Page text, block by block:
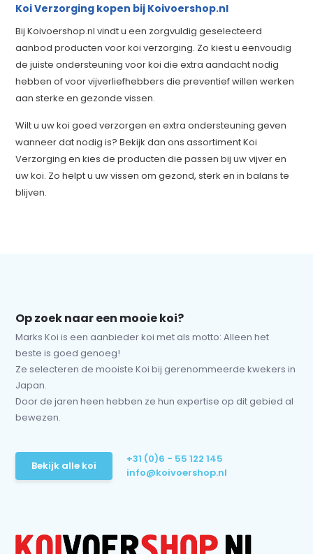
Koi Verzorging kopen bij Koivoershop.nl
Bij Koivoershop.nl vindt u een zorgvuldig geselecteerd
aanbod producten voor koi verzorging. Zo kiest u eenvoudig
de juiste ondersteuning voor koi die extra aandacht nodig
hebben of voor vijverliefhebbers die preventief willen werken
aan sterke en gezonde vissen.
Wilt u uw koi goed verzorgen en extra ondersteuning geven
wanneer dat nodig is? Bekijk dan ons assortiment Koi
Verzorging en kies de producten die passen bij uw vijver en
uw koi. Zo helpt u uw vissen om gezond, sterk en in balans te
blijven.
Op zoek naar een mooie koi?
Marks Koi is een aanbieder koi met als motto: Alleen het
beste is goed genoeg!
Ze selecteren de mooiste Koi bij gerenommeerde kwekers in
Japan.
Door de jaren heen hebben ze hun expertise op dit gebied al
bewezen.
Bekijk alle koi
+31 (0)6 - 55 122 145
info@koivoershop.nl